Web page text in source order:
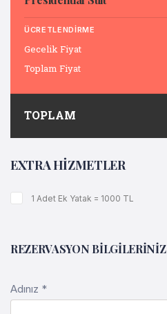
ÜCRETLENDIRME
Gecelik Fiyat
Toplam Fiyat
TOPLAM
EXTRA HİZMETLER
1 Adet Ek Yatak = 1000 TL
REZERVASYON BİLGİLERİNİZ
Adınız *